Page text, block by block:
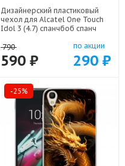
Дизайнерский пластиковый
чехол для Alcatel One Touch
Idol 3 (4.7) спанчбоб спанч
790
590 ₽
по акции
290 ₽
-25%